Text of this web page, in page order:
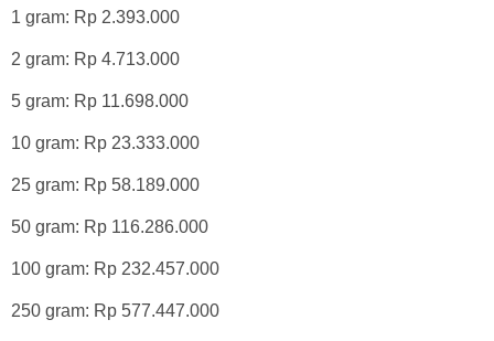
1 gram: Rp 2.393.000
2 gram: Rp 4.713.000
5 gram: Rp 11.698.000
10 gram: Rp 23.333.000
25 gram: Rp 58.189.000
50 gram: Rp 116.286.000
100 gram: Rp 232.457.000
250 gram: Rp 577.447.000